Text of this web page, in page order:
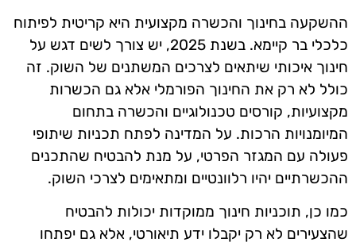
ההשקעה בחינוך והכשרה מקצועית היא קריטית לפיתוח
כלכלי בר קיימא. בשנת 2025, יש צורך לשים דגש על
חינוך איכותי שיתאים לצרכים המשתנים של השוק. זה
כולל לא רק את החינוך הפורמלי אלא גם הכשרות
מקצועיות, קורסים טכנולוגיים והכשרה בתחום
המיומנויות הרכות. על המדינה לפתח תכניות שיתופי
פעולה עם המגזר הפרטי, על מנת להבטיח שהתכנים
ההכשרתיים יהיו רלוונטיים ומתאימים לצרכי השוק.
כמו כן, תוכניות חינוך ממוקדות יכולות להבטיח
שהצעירים לא רק יקבלו ידע תיאורטי, אלא גם יפתחו